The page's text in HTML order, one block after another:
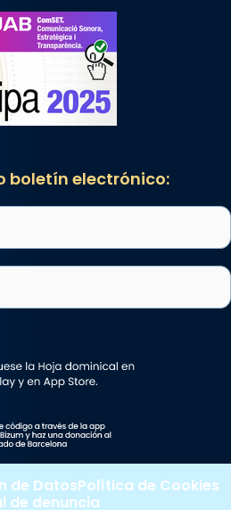
boletín electrónico:
de DatosPolítica de Cookies
de denuncia